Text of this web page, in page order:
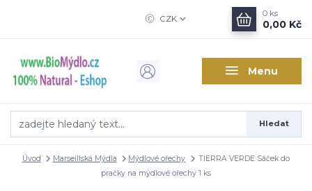
Menu
CZK
Hledat
0 ks
0,00 Kč
Úvod Marseillská Mýdla Mýdlové ořechy
TIERRA VERDE Sáček do
pračky na mýdlové ořechy 1 ks